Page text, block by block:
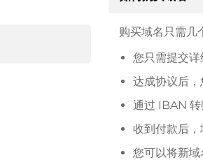
购买域名只需几
您只需提交详
达成协议后，
通过 IBAN 转
收到付款后
您可以将新域